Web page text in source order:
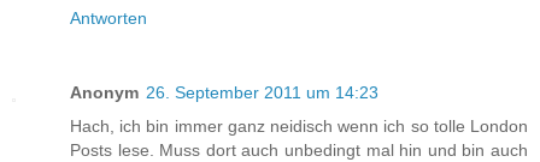
Antworten
Anonym 26. September 2011 um 14:23
Hach, ich bin immer ganz neidisch wenn ich so tolle London
Posts lese. Muss dort auch unbedingt mal hin und bin auch